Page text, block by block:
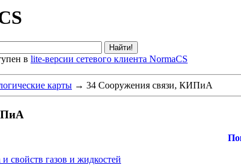
в lite-версии сетевого клиента NormaCS
карты → 34 Сооружения связи, КИПиА
свойств газов и жидкостей